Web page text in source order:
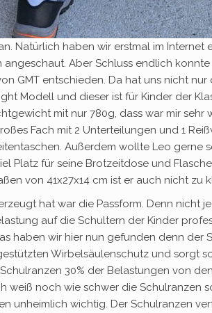
Natürlich haben wir erstmal im
angeschaut. Aber Schluss endlich
GMT entschieden. Da hat uns nicht
Modell und dieser ist für Kinder der
mit nur 780g, dass war mir
Fach mit 2 Unterteilungen und 1
Außerdem wollte Leo gerne
Platz für seine Brotzeitdose und
von 41x27x14 cm ist er auch nicht
hat war die Passform. Denn nicht
auf die Schultern der Kinder
haben wir hier nun gefunden denn der
Wirbelsäulenschutz und sorgt
30% der Belastungen von
weiß noch wie schwer die Schulranzen
unheimlich wichtig. Der Schulranzen